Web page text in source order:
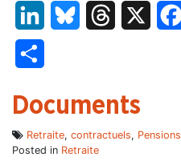
LinkedInBluesky Threads
Documents
Retraite, contractuels, Pensions
Posted in Retraite